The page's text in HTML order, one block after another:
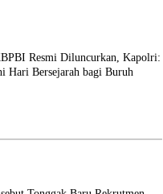
Resmi Diluncurkan, Kapolri:
Hari Bersejarah bagi Buruh